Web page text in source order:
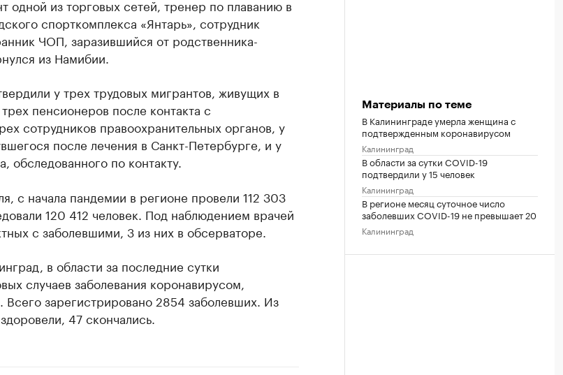
одной из торговых сетей, тренер по плаванию в
спорткомплекса «Янтарь», сотрудник
ЧОП, заразившийся от родственника-
из Намибии.
у трех трудовых мигрантов, живущих в
пенсионеров после контакта с
сотрудников правоохранительных органов, у
после лечения в Санкт-Петербурге, и у
обследованного по контакту.
с начала пандемии в регионе провели 112 303
120 412 человек. Под наблюдением врачей
с заболевшими, 3 из них в обсерваторе.
в области за последние сутки
случаев заболевания коронавирусом,
Всего зарегистрировано 2854 заболевших. Из
47 скончались.
Материалы по теме
В Калининграде умерла женщина с
подтвержденным коронавирусом
Калининград
В области за сутки COVID-19
подтвердили у 15 человек
Калининград
В регионе месяц суточное число
заболевших COVID-19 не превышает 20
Калининград